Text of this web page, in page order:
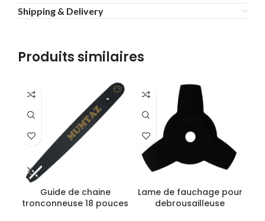
Shipping & Delivery
Produits similaires
Guide de chaine
tronconneuse 18 pouces
Lame de fauchage pour
debrousailleuse